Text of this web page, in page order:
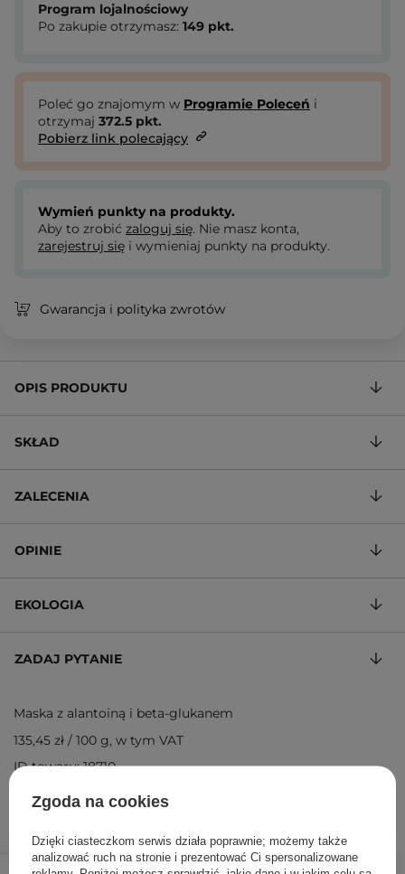
149,00 zł /szt.
Program lojalnościowy
Po zakupie otrzymasz: 149 pkt.
Poleć go znajomym w Programie Poleceń i
otrzymaj 372.5 pkt.
Pobierz link polecający
Wymień punkty na produkty.
Aby to zrobić zaloguj się. Nie masz konta,
zarejestruj się i wymieniaj punkty na produkty.
Gwarancja i polityka zwrotów
OPIS PRODUKTU
SKŁAD
ZALECENIA
OPINIE
EKOLOGIA
ZADAJ PYTANIE
Maska z alantoiną i beta-glukanem
135,45 zł / 100 g, w tym VAT
ID towaru: 18710
Zgoda na cookies
Dzięki ciasteczkom serwis działa poprawnie; możemy także
analizować ruch na stronie i prezentować Ci spersonalizowane